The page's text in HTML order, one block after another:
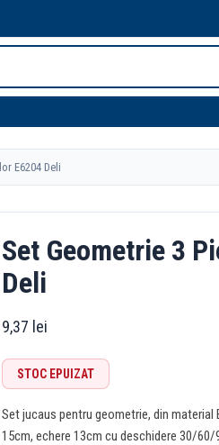
E6204 Deli
Set Geometrie 3
Deli
9,37 lei
STOC EPUIZAT
Set jucaus pentru geometrie, din
15cm, echere 13cm cu deschidere 30/